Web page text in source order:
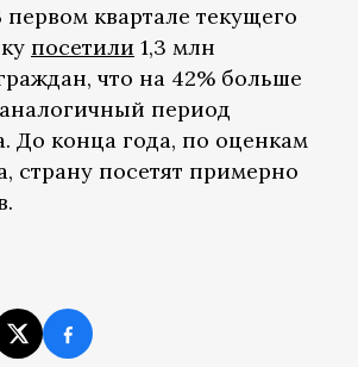
первом квартале текущего
посетили 1,3 млн
что на 42% больше
аналогичный период
До конца года, по оценкам
страну посетят примерно